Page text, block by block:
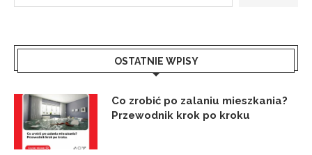
OSTATNIE WPISY
Co zrobić po zalaniu mieszkania?
Przewodnik krok po kroku